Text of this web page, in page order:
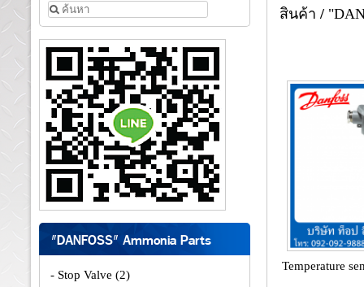
"DANFOSS" Ammonia Parts
- Stop Valve (2)
สินค้า /
Temperature